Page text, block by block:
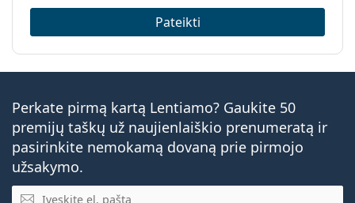
Pateikti
Perkate pirmą kartą Lentiamo? Gaukite 50
premijų taškų už naujienlaiškio prenumeratą ir
pasirinkite nemokamą dovaną prie pirmojo
užsakymo.
El. pašto adresas